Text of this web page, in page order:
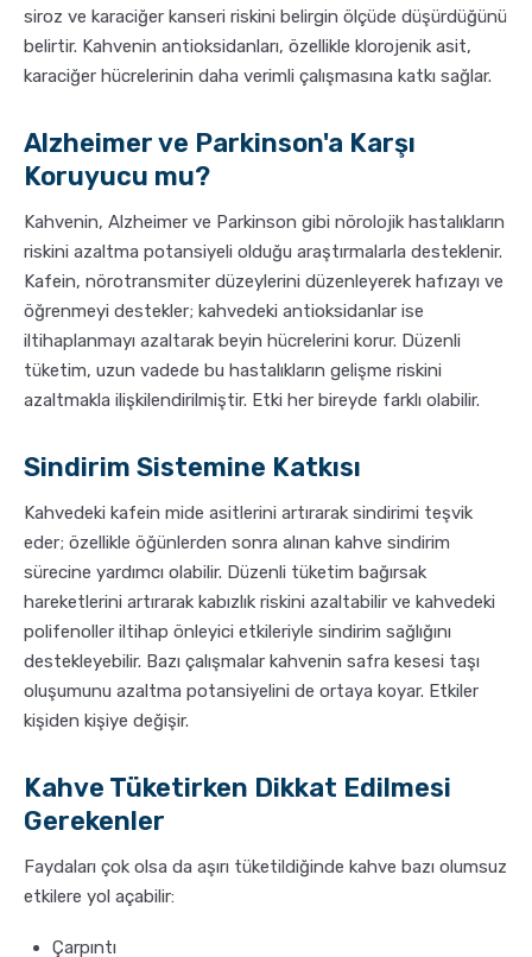
siroz ve karaciğer kanseri riskini belirgin ölçüde düşürdüğünü
belirtir. Kahvenin antioksidanları, özellikle klorojenik asit,
karaciğer hücrelerinin daha verimli çalışmasına katkı sağlar.
Alzheimer ve Parkinson'a Karşı
Koruyucu mu?
Kahvenin, Alzheimer ve Parkinson gibi nörolojik hastalıkların
riskini azaltma potansiyeli olduğu araştırmalarla desteklenir.
Kafein, nörotransmiter düzeylerini düzenleyerek hafızayı ve
öğrenmeyi destekler; kahvedeki antioksidanlar ise
iltihaplanmayı azaltarak beyin hücrelerini korur. Düzenli
tüketim, uzun vadede bu hastalıkların gelişme riskini
azaltmakla ilişkilendirilmiştir. Etki her bireyde farklı olabilir.
Sindirim Sistemine Katkısı
Kahvedeki kafein mide asitlerini artırarak sindirimi teşvik
eder; özellikle öğünlerden sonra alınan kahve sindirim
sürecine yardımcı olabilir. Düzenli tüketim bağırsak
hareketlerini artırarak kabızlık riskini azaltabilir ve kahvedeki
polifenoller iltihap önleyici etkileriyle sindirim sağlığını
destekleyebilir. Bazı çalışmalar kahvenin safra kesesi taşı
oluşumunu azaltma potansiyelini de ortaya koyar. Etkiler
kişiden kişiye değişir.
Kahve Tüketirken Dikkat Edilmesi
Gerekenler
Faydaları çok olsa da aşırı tüketildiğinde kahve bazı olumsuz
etkilere yol açabilir:
Çarpıntı